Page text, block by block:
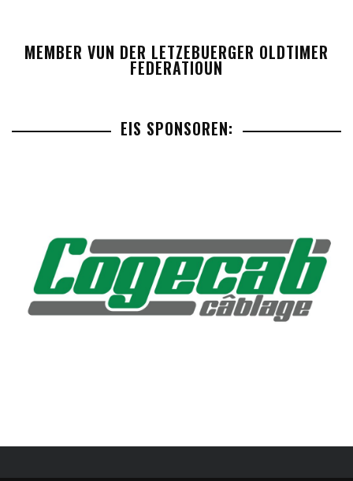
MEMBER VUN DER LETZEBUERGER OLDTIMER
FEDERATIOUN
EIS SPONSOREN: